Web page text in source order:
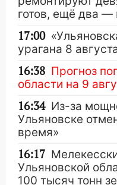
готов, ещё два —
17:00
урагана 8
16:38 Прогноз
области на 9
16:34 Из-за
Ульяновске
время»
16:17
Ульяновской
100 тысяч тонн